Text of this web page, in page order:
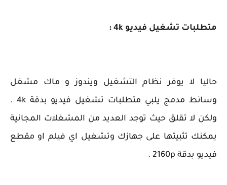
متطلبات تشغيل فيديو 4k :
حاليا لا يوفر نظام التشغيل ويندوز و ماك مشغل
وسائط مدمج يلبي متطلبات تشغيل فيديو بدقة 4k .
ولكن لا تقلق حيث توجد العديد من المشغلات المجانية
يمكنك تثبيتها على جهازك وتشغيل اي فيلم او مقطع
فيديو بدقة 2160p .